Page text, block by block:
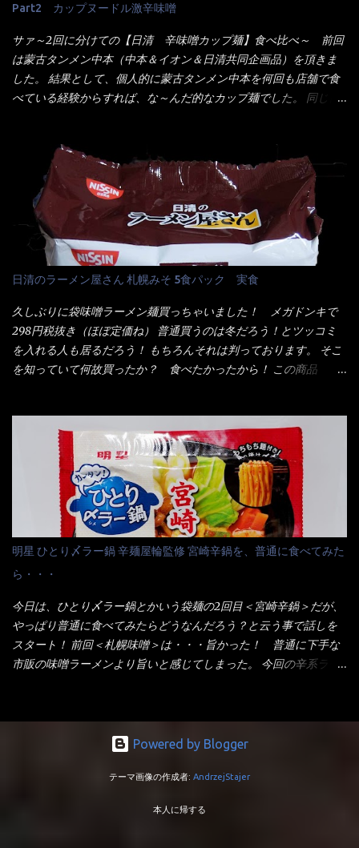
焼きが本来です。 今回はほぼ全熟の目玉焼きで、これは日本風
オタイなのと比べれば薄め？ やっぱり調味料の【スパイスガール
ズ】が必要だナァ～ 笑 私は、ブリッキーヌの粉末をよく掛け辛
く...
ょうゆ、魚介エキス、たん白加水分解物、香辛料、ねぎ、香味油
脂)／加工でん粉、調味料(アミノ酸等)、炭酸カルシウム、カラメ
ル色素、リン酸塩(Na)、増粘多糖類、レシチン、酸化防止剤(ビタ
ミンE)、クチナシ色素、ベニコウジ色素、香料、ビタミンB2、ビ
タミンB1、香辛料抽出物、 カロチン色素 、(一部にえび・小麦・
油脂、植物性たん白、食塩、とろろ芋、卵白)、かやく(小えびてん
ぷら)、添付調味料(砂糖、食塩、しょうゆ、魚介エキス、たん白加
水分解物、ねぎ、香辛料、 植物油 、香味油脂)／加工でん粉、調味
料(アミノ酸等)、炭酸カルシウム、カラメル色素、リン酸塩
(Na)、増粘多糖類、レシチン、酸化防止剤(ビタミンE)、クチナシ
色素、香料、ベニコウジ色素、ビタミンB2、ビタミンB1、香辛料
抽出物、(一部にえび・小麦・そば・卵・ さば ・大豆・豚肉・やま
いも・ゼラチンを含む) 材料から見れば、緑のたぬきの方が蒲鉾が
入っている！ あの半円形のヤツね！ それとカロチン色素・・・
さば！？ さばって鯖か？？ サバ読んでないか？？ ■カロリー
比較 緑のたぬき ...
Part2 カップヌードル激辛味噌
サァ～2回に分けての【日清 辛味噌カップ麺】食べ比べ～ 前回
は蒙古タンメン中本（中本＆イオン＆日清共同企画品）を頂きま
した。 結果として、個人的に蒙古タンメン中本を何回も店舗で食
べている経験からすれば、な～んだ的なカップ麺でした。 同じ日
いつきました。 見た目は、炎のシルエットが辛さを醸し出してい
る・・・ でもパッケージに惑わされてはいけない！！ 私はペ
ヤングの【獄激辛焼きそば】を完食した漢だ。 その後の獄激辛カ
レーもな！ 今回、カップヌードル激辛味噌はカップに敢えて辛
さレベルが記載されている。 それはレベル5！ 日清としては最上
位の辛さと云っている訳だ。 昨年モデルも食べてはいるけど、1年
も経つと記憶の彼方に・・・いや歳だから記憶力が、どうのこう
のではない。 記憶に残るだけのインパクトに欠けている商品と
云う事（当時） 開封すると・・・ 小袋なんてありゃしない！ カ
ップヌードルは基本蓋開けて、熱湯を注ぐだけで出来る！それが
デビュー時からの最大のポイント。 だから粉末スープの具も全
部カップの中でカオス状態。 これ特に縦型Bigカップだと、スー
りました～ 熱湯によりカップ内に対流が起こり、表層が泡立っ
ている～ 隣に用意したのが、ホワイトカップ丼型です。 こちら
へ内容物を全て移すのと同時に、スープも満遍なく全体に行き渡
させる。 箸で麺から移動させ、具とスープは最後に移すとこうな
りました。 良い感じではないか！ やはり一部粉末スープが縦型
カップの壁面に残っていたので、ぜーんぶ箸等で落としてホワイ
トカップへ。 まずは麺を見ると、カップヌードルとしては太く平
打ちで縮れてます。 ■蒙古タンメン中本の麺 蒙古タンメンの方
は、やはり太く平打ちですが麺の厚みがあるような・・・ 食感
は、どちらも柔らかいと感じは同じ。 湯に戻りやすい特性が強
いのね。 箸で持ち上げた状態は・・・ ■カップヌードル激辛味噌 ■
蒙古タンメン中本カップ どちらも箸で持ち上げた感じは、重
い！ そう湯を吸って伸びたような麺と云っていいかもしれな
い。 多分麺は、厚みとストレートか...
日清のラーメン屋さん 札幌みそ 5食パック 実食
久しぶりに袋味噌ラーメン麺買っちゃいました！ メガドンキで
298円税抜き（ほぼ定価ね） 普通買うのは冬だろう！とツッコミ
を入れる人も居るだろう！ もちろんそれは判っております。 そこ
を知っていて何故買ったか？ 食べたかったから！ この商品
てみないといけないじゃん！（知るのが遅い） リニューアル前の
は食べた事あるのよ！でもここ数年は、カップ麺の方が話題性も
品揃えも上じゃん！ だって話題性の無いのを食べても・・・しょ
うが無いじゃん！ 日本で話題性が無いのに、外国の人には尚更ね
ぇ～ 袋麺と云えば【サッポロ一番】と云われる程だが、10年位前
に革新的な袋麺が出た！ それは『マルちゃん正麺』と云われる商
品！！ 生麺感覚～と大御所俳優の役所広司を起用したCMで一躍
有名になりTOPに・・・その後ライバルとして日清から【ラ王】
がリリース！つまり今回の【日清のラーメン屋さん】は、袋麺と
しては廉価版のポジション・・・ 事実ラ王は、HPでは別扱い！
本品なんか出前一丁などと一緒くたの扱い。 袋麺はスープは粉末
スープが主流でしょう！？だから味は・・・イマイチ（小生感
覚）と云うのが評価です。 正直現在のインスタント麺では、最先
ヨ～ でも熊が＼買ってね！／と泣いているから・・・買いまし
た。 それじゃ～食べましょうか！ トッピングは生憎とモヤシの
在庫が無いため・・・キャベツだ！鍋に湯を沸かしキャベツをボ
私の記憶が確かなら・・・（料理お鉄人MC風に）以前の麺は白ぽ
明星 ひとり〆ラー鍋 辛麺屋輪監修 宮崎辛鍋を、普通に食べてみた
ら・・・
今日は、ひとり〆ラー鍋とかいう袋麺の2回目＜宮崎辛鍋＞だが、
やっぱり普通に食べてみたらどうなんだろう？と云う事で話しを
スタート！ 前回＜札幌味噌＞は・・・旨かった！ 普通に下手な
市販の味噌ラーメンより旨いと感じてしまった。 今回の辛系ラー
おひとり用鍋の素です。辛麺屋輪をイメージした唐辛子の辛みと
旨みが染み出たスープに鍋によく合う麺が付いて〆まで楽しめま
が溶け出たスープと、麺にからむ粗い唐辛子がくせになる味わ
脂、大豆食物繊維）、スープ（食塩、豚･鶏エキス（小麦・大豆・
Powered by Blogger
テーマ画像の作成者: AndrzejStajer
本人に帰する